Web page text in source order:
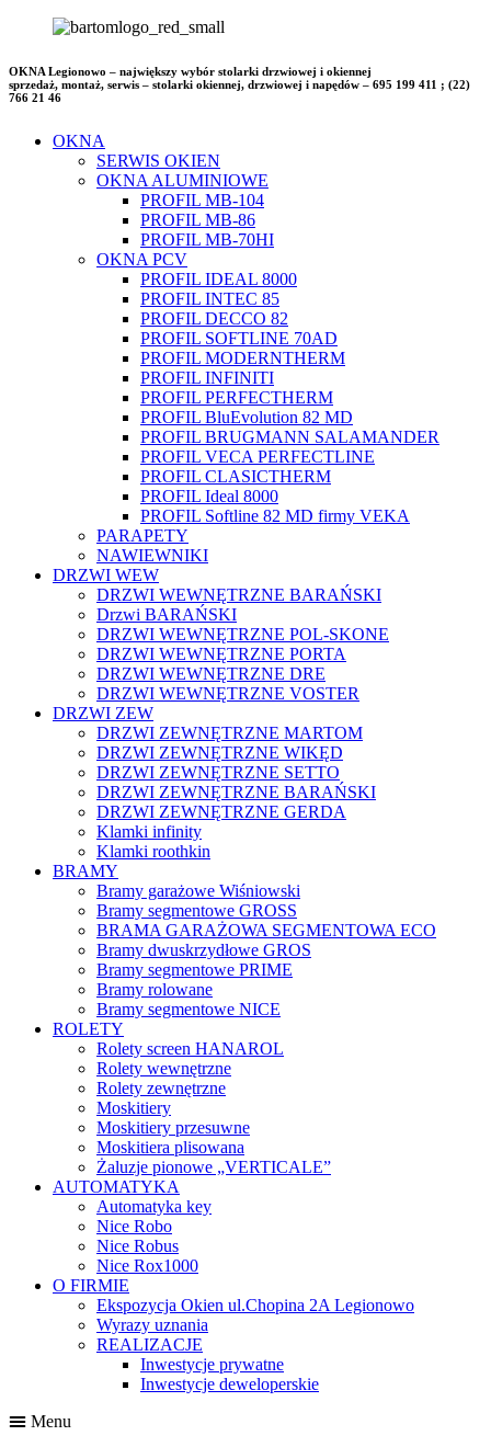
OKNA Legionowo – największy wybór stolarki drzwiowej i okiennej
sprzedaż, montaż, serwis – stolarki okiennej, drzwiowej i napędów – 695 199 411 ; (22)
766 21 46
OKNA
SERWIS OKIEN
OKNA ALUMINIOWE
PROFIL MB-104
PROFIL MB-86
PROFIL MB-70HI
OKNA PCV
PROFIL IDEAL 8000
PROFIL INTEC 85
PROFIL DECCO 82
PROFIL SOFTLINE 70AD
PROFIL MODERNTHERM
PROFIL INFINITI
PROFIL PERFECTHERM
PROFIL BluEvolution 82 MD
PROFIL BRUGMANN SALAMANDER
PROFIL VECA PERFECTLINE
PROFIL CLASICTHERM
PROFIL Ideal 8000
PROFIL Softline 82 MD firmy VEKA
PARAPETY
NAWIEWNIKI
DRZWI WEW
DRZWI WEWNĘTRZNE BARAŃSKI
Drzwi BARAŃSKI
DRZWI WEWNĘTRZNE POL-SKONE
DRZWI WEWNĘTRZNE PORTA
DRZWI WEWNĘTRZNE DRE
DRZWI WEWNĘTRZNE VOSTER
DRZWI ZEW
DRZWI ZEWNĘTRZNE MARTOM
DRZWI ZEWNĘTRZNE WIKĘD
DRZWI ZEWNĘTRZNE SETTO
DRZWI ZEWNĘTRZNE BARAŃSKI
DRZWI ZEWNĘTRZNE GERDA
Klamki infinity
Klamki roothkin
BRAMY
Bramy garażowe Wiśniowski
Bramy segmentowe GROSS
BRAMA GARAŻOWA SEGMENTOWA ECO
Bramy dwuskrzydłowe GROS
Bramy segmentowe PRIME
Bramy rolowane
Bramy segmentowe NICE
ROLETY
Rolety screen HANAROL
Rolety wewnętrzne
Rolety zewnętrzne
Moskitiery
Moskitiery przesuwne
Moskitiera plisowana
Żaluzje pionowe „VERTICALE”
AUTOMATYKA
Automatyka key
Nice Robo
Nice Robus
Nice Rox1000
O FIRMIE
Ekspozycja Okien ul.Chopina 2A Legionowo
Wyrazy uznania
REALIZACJE
Inwestycje prywatne
Inwestycje deweloperskie
Menu